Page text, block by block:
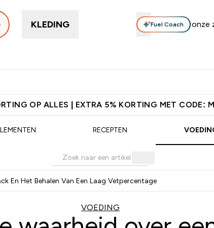
KLEDING Fuel Coach
OP ALLES | EXTRA 5% KORTING MET CODE:
RECEPTEN
En Het Behalen Van Een Laag Vetpercentage
VOEDING